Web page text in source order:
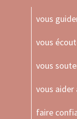
vous
vous
vous
vous aider
faire